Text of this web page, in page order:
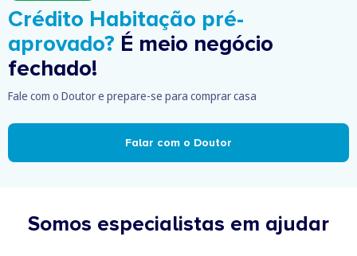
Crédito Habitação pré-
aprovado? É meio negócio
fechado!
Fale com o Doutor e prepare-se para comprar casa
Falar com o Doutor
Somos especialistas em ajudar